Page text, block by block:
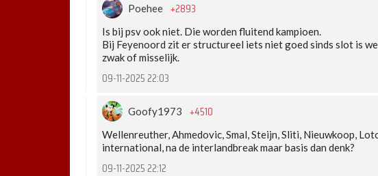
Poehee +2893
Is bij psv ook niet. Die worden fluitend kampioen.
Bij Feyenoord zit er structureel iets niet goed sinds slot is
zwak of misselijk.
09-11-2025 22:03
Goofy1973 +4510
Wellenreuther, Ahmedovic, Smal, Steijn, Sliti, Nieuwkoop,
international, na de interlandbreak maar basis dan denk?
09-11-2025 22:12